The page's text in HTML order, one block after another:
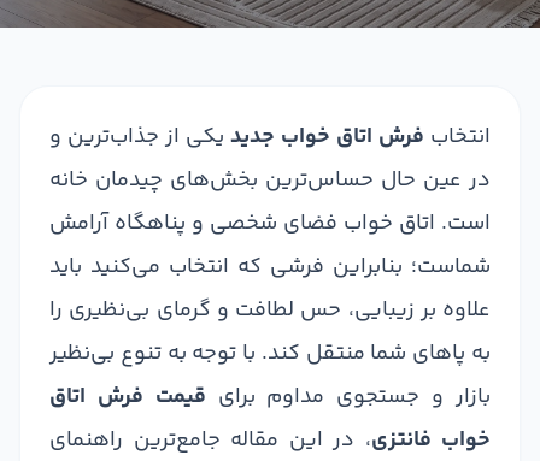
انتخاب فرش اتاق خواب جدید یکی از جذاب‌ترین و
در عین حال حساس‌ترین بخش‌های چیدمان خانه
است. اتاق خواب فضای شخصی و پناهگاه آرامش
شماست؛ بنابراین فرشی که انتخاب می‌کنید باید
علاوه بر زیبایی، حس لطافت و گرمای بی‌نظیری را
به پاهای شما منتقل کند. با توجه به تنوع بی‌نظیر
بازار و جستجوی مداوم برای قیمت فرش اتاق
خواب فانتزی، در این مقاله جامع‌ترین راهنمای